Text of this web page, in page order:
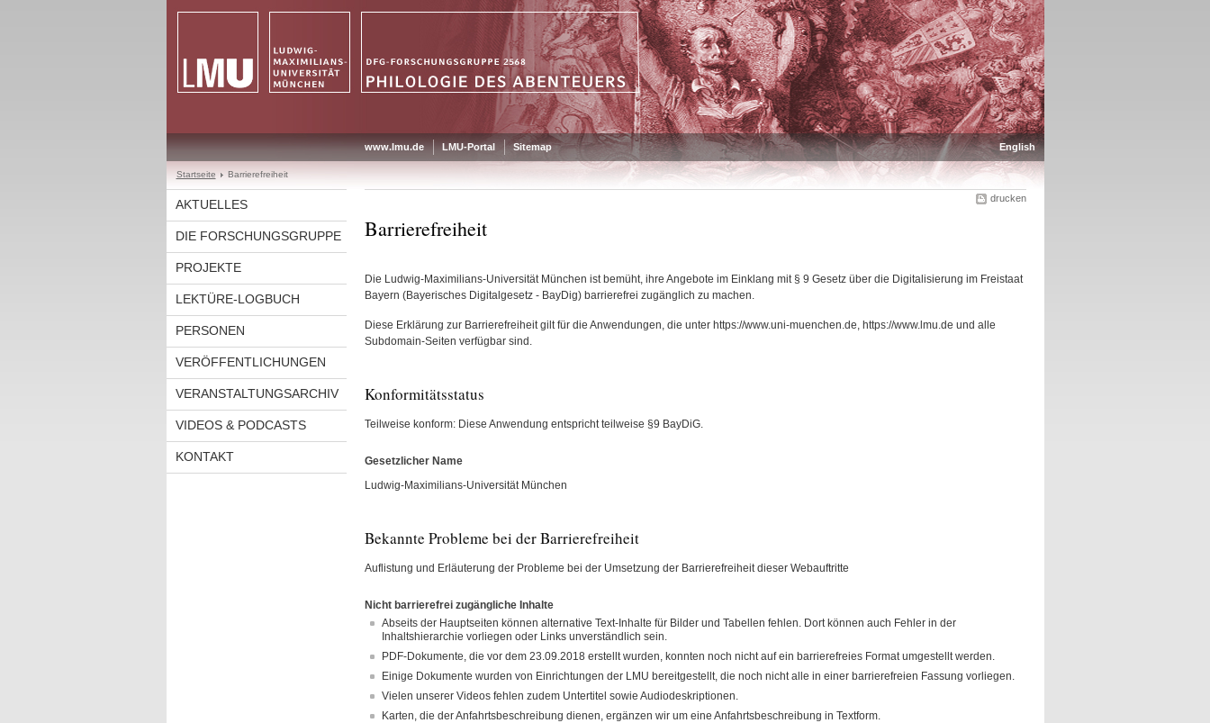
www.lmu.de LMU-Portal Sitemap English
Startseite Barrierefreiheit
AKTUELLES
DIE FORSCHUNGSGRUPPE
PROJEKTE
LEKTÜRE-LOGBUCH
PERSONEN
VERÖFFENTLICHUNGEN
VERANSTALTUNGSARCHIV
VIDEOS & PODCASTS
KONTAKT
drucken
Barrierefreiheit
Die Ludwig-Maximilians-Universität München ist bemüht, ihre Angebote im Einklang mit § 9 Gesetz über die Digitalisierung im Freistaat
Bayern (Bayerisches Digitalgesetz - BayDig) barrierefrei zugänglich zu machen.
Diese Erklärung zur Barrierefreiheit gilt für die Anwendungen, die unter https://www.uni-muenchen.de, https://www.lmu.de und alle
Subdomain-Seiten verfügbar sind.
Konformitätsstatus
Teilweise konform: Diese Anwendung entspricht teilweise §9 BayDiG.
Gesetzlicher Name
Ludwig-Maximilians-Universität München
Bekannte Probleme bei der Barrierefreiheit
Auflistung und Erläuterung der Probleme bei der Umsetzung der Barrierefreiheit dieser Webauftritte
Nicht barrierefrei zugängliche Inhalte
Abseits der Hauptseiten können alternative Text-Inhalte für Bilder und Tabellen fehlen. Dort können auch Fehler in der
Inhaltshierarchie vorliegen oder Links unverständlich sein.
PDF-Dokumente, die vor dem 23.09.2018 erstellt wurden, konnten noch nicht auf ein barrierefreies Format umgestellt werden.
Einige Dokumente wurden von Einrichtungen der LMU bereitgestellt, die noch nicht alle in einer barrierefreien Fassung vorliegen.
Vielen unserer Videos fehlen zudem Untertitel sowie Audiodeskriptionen.
Karten, die der Anfahrtsbeschreibung dienen, ergänzen wir um eine Anfahrtsbeschreibung in Textform.